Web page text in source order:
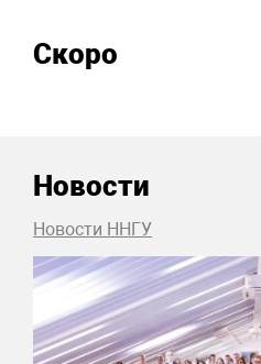
Скоро
Новости
Новости ННГУ